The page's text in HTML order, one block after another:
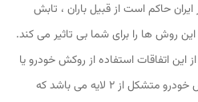
حاکم است از قبیل باران ، تابش
روش ها را برای شما بی تاثیر می کند.
این اتفاقات استفاده از روکش خودرو یا
همان چادر خودرو است. این روکش خودرو متشکل از 2 لایه می باشد که